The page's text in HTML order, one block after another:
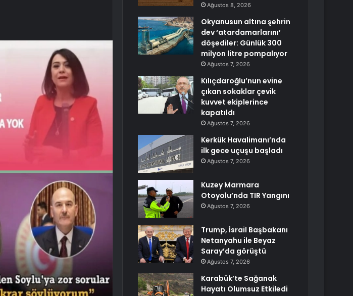
Ağustos 8, 2026
Okyanusun altına şehrin
dev ‘atardamarlarını’
döşediler: Günlük 300
milyon litre pompalıyor
Ağustos 7, 2026
Kılıçdaroğlu’nun evine
çıkan sokaklar çevik
kuvvet ekiplerince
kapatıldı
Ağustos 7, 2026
Kerkük Havalimanı’nda
ilk gece uçuşu başladı
Ağustos 7, 2026
Kuzey Marmara
Otoyolu’nda TIR Yangını
Ağustos 7, 2026
Trump, İsrail Başbakanı
Netanyahu ile Beyaz
Saray’da görüştü
Ağustos 7, 2026
Karabük’te Sağanak
Hayatı Olumsuz Etkiledi